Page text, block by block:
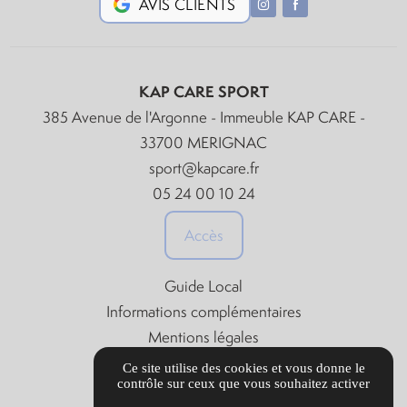
AVIS CLIENTS
KAP CARE SPORT
385 Avenue de l'Argonne - Immeuble KAP CARE -
33700 MERIGNAC
sport@kapcare.fr
05 24 00 10 24
Accès
Guide Local
Informations complémentaires
Mentions légales
Politique de confidentialité
Gestion des cookies
Ce site utilise des cookies et vous donne le
contrôle sur ceux que vous souhaitez activer